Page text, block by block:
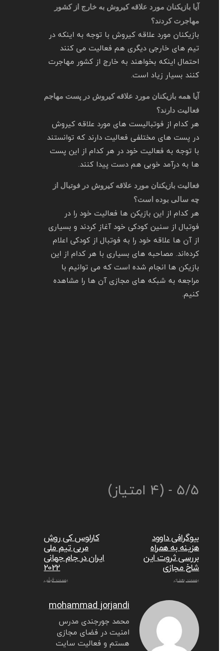
آیا بازیکنان مورد علاقه کیروش به خارج از کشور
مهاجرت کردند؟
بازیکنان مورد علاقه کیروش با توجه به اینکه در
تیم های خارجی دیگری هم فعالیت می‌‌ کنند
احتمال اینکه بخواهند به خارج از کشور مهاجرت
کنند بسیار زیاد است.
آیا همه بازیکنان مورد علاقه کیروش در پست مهاجم
فعالیت دارند؟
هر کدام از فوتبالیست های مورد علاقه کیروش
در پست‌ های مختلفی فعالیت دارند که توانستند
با توجه به فعالیت خود در هر کدام از این پست
ها به درآمد خوبی هم دست پیدا کنند.
فعالیت بازیکنان مورد علاقه کیروش در فوتبال از
چه سالی بوده است؟
هر کدام از این بازیکن ها فعالیت خود را در
فوتبال از سنین کودکی خود آغاز کردند و بسیاری
از آن ها علاقه خود را به فوتبال از کودکی اعلام
کرده‌اند. مصاحبه های بسیاری با هر کدام از این
بازیکن ها انجام شده است که می توانیم با
مراجعه به شبکه های مجازی آن ها را مشاهده
کنیم.
۵/۵ - (۴ امتیاز)
کارلوس کی روش
مربی تیم ملی
ایران در جام جهانی
2022
پست قبلی
بیوگرافی داوود
هزینه به همراه
بررسی ثروت این
شاخ مجازی
پست بعدی
mohammad jorjandi
محمد جورجندی مدرس
امنیت در فضای مجازی
هستم و فعالیت سایت